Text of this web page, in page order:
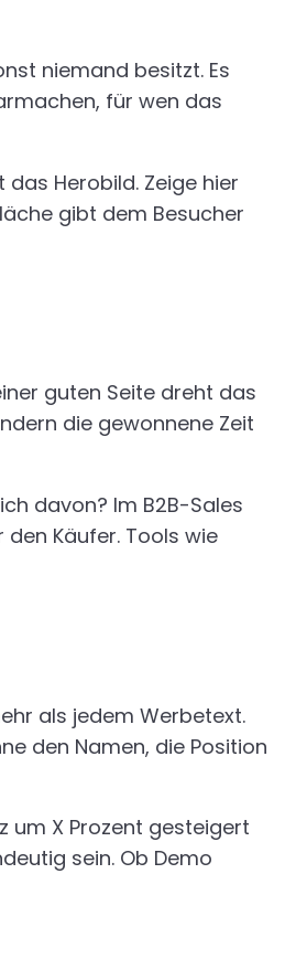
niemand besitzt. Es
für wen das
Herobild. Zeige hier
gibt dem Besucher
guten Seite dreht das
die gewonnene Zeit
davon? Im B2B-Sales
Käufer. Tools wie
als jedem Werbetext.
den Namen, die Position
um X Prozent gesteigert
sein. Ob Demo